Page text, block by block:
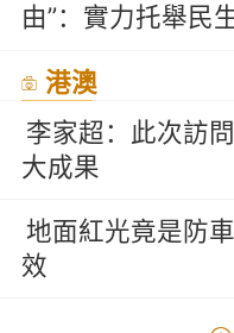
由”：實力托舉民
港澳
李家超：此次訪
大成果
地面紅光竟是防
效